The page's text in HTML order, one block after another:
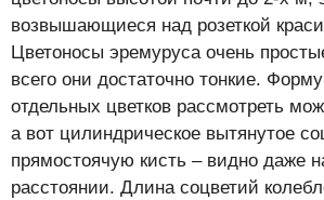
возвышающиеся над розеткой
Цветоносы эремуруса очень
всего они достаточно тонкие.
отдельных цветков рассмотреть
а вот цилиндрическое вытянутое
прямостоячую кисть – видно даже
расстоянии. Длина соцветий